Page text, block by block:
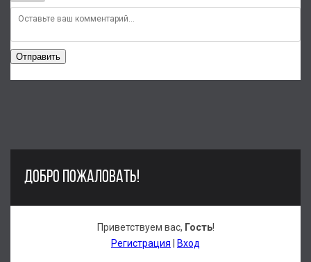
Отправить
ДОБРО ПОЖАЛОВАТЬ!
Приветствуем вас, Гость!
Регистрация
Вход